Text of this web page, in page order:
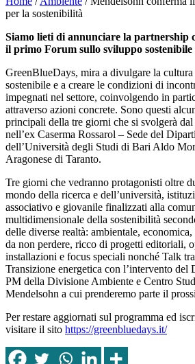
per la sostenibilità
Siamo lieti di annunciare la partnership
il primo Forum sullo sviluppo sostenibile
GreenBlueDays, mira a divulgare la
sostenibile e a creare le condizioni di
impegnati nel settore, coinvolgendo in
attraverso azioni concrete. Sono questi
principali della tre giorni che si svolgerà
nell’ex Caserma Rossarol – Sede del
dell’Università degli Studi di Bari Aldo
Aragonese di Taranto.
Tre giorni che vedranno protagonisti oltre
mondo della ricerca e dell’università,
associativo e giovanile finalizzati alla
multidimensionale della sostenibilità
delle diverse realtà: ambientale,
da non perdere, ricco di progetti editoriali,
installazioni e focus speciali nonché Talk
Transizione energetica con l’intervento
PM della Divisione Ambiente e Centro
Mendelsohn a cui prenderemo parte il
Per restare aggiornati sul programma ed
visitare il sito https://greenbluedays.it/